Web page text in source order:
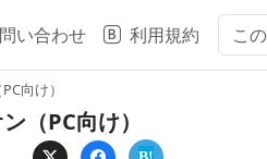
い合わせ 利用規約
向け）
（PC向け）